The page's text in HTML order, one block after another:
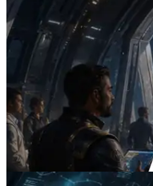
2026.07.04
ERPC, x402 지
에이전트가 필
제하는 시대
이 글 읽기